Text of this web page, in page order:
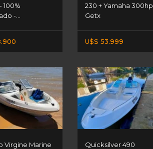
100%
-...
230 + Yamaha 300hp
Getx
U$S 53.999
Virgine Marine Quicksilver 490